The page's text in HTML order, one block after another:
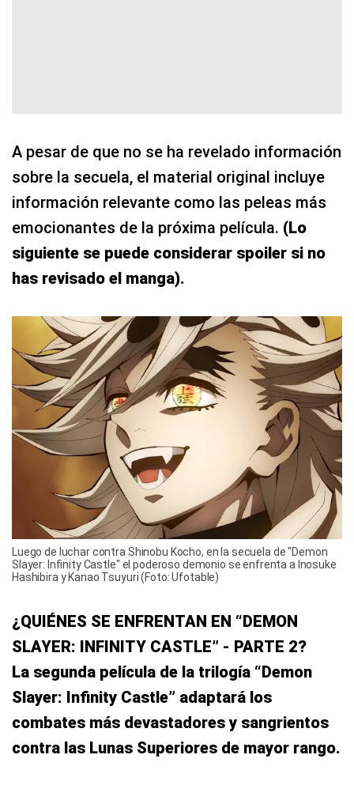
A pesar de que no se ha revelado información
sobre la secuela, el material original incluye
información relevante como las peleas más
emocionantes de la próxima película. (Lo
siguiente se puede considerar spoiler si no
has revisado el manga).
Luego de luchar contra Shinobu Kocho, en la secuela de "Demon
Slayer: Infinity Castle" el poderoso demonio se enfrenta a Inosuke
Hashibira y Kanao Tsuyuri (Foto: Ufotable)
¿QUIÉNES SE ENFRENTAN EN “DEMON
SLAYER: INFINITY CASTLE” - PARTE 2?
La segunda película de la trilogía “Demon
Slayer: Infinity Castle” adaptará los
combates más devastadores y sangrientos
contra las Lunas Superiores de mayor rango.